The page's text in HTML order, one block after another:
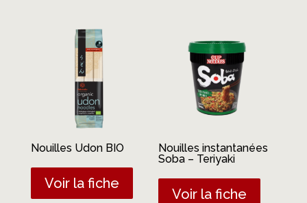
Nouilles Udon BIO
Voir la fiche
Nouilles instantanées
Soba – Teriyaki
Voir la fiche